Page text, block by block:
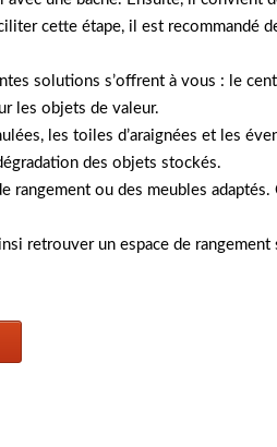
cette étape, il est recommandé
solutions s’offrent à vous : le
les objets de valeur.
les toiles d’araignées et les
des objets stockés.
rangement ou des meubles
retrouver un espace de